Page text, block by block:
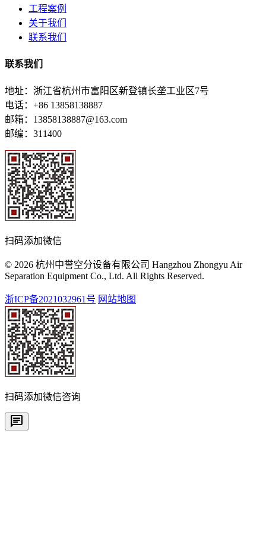
工程案例
关于我们
联系我们
联系我们
地址：浙江省杭州市富阳区新登镇长垄工业区7号
电话：+86 13858138887
邮箱：13858138887@163.com
邮编：311400
扫码添加微信
© 2026 杭州中誉空分设备有限公司 Hangzhou Zhongyu Air
Separation Equipment Co., Ltd. All Rights Reserved.
浙ICP备2021032961号 网站地图
扫码添加微信咨询
chat